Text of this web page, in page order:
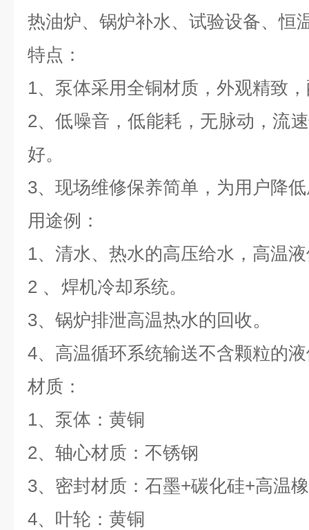
热油炉、锅炉补水、试验设备、恒
特点：
1、泵体采用全铜材质，外观精致
2、低噪音，低能耗，无脉动，流
好。
3、现场维修保养简单，为用户降
用途例：
1、清水、热水的高压给水，高温
2 、 焊机冷却系统。
3、锅炉排泄高温热水的回收。
4、高温循环系统输送不含颗粒的
材质：
1、泵体：黄铜
2、轴心材质：不锈钢
3、密封材质：石墨+碳化硅+高温
4、叶轮：黄铜